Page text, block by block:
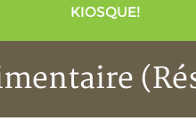
KIOSQUE!